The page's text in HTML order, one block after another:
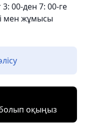
00-ден 7: 00-ге
мен жұмысы
оқыңыз